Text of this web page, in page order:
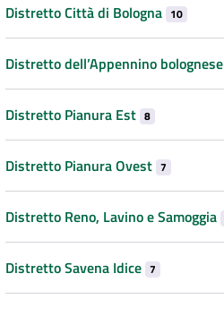
Distretto Città di Bologna 10
Distretto dell’Appennino bolognese
Distretto Pianura Est 8
Distretto Pianura Ovest 7
Distretto Reno, Lavino e Samoggia
Distretto Savena Idice 7